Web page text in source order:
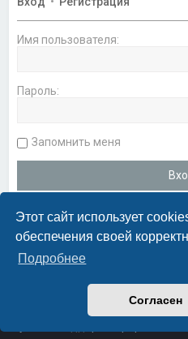
Этот сайт использует
обеспечения своей
Подробнее
Согласен
Имя пользователя:
Пароль:
Запомнить меня
phpBB